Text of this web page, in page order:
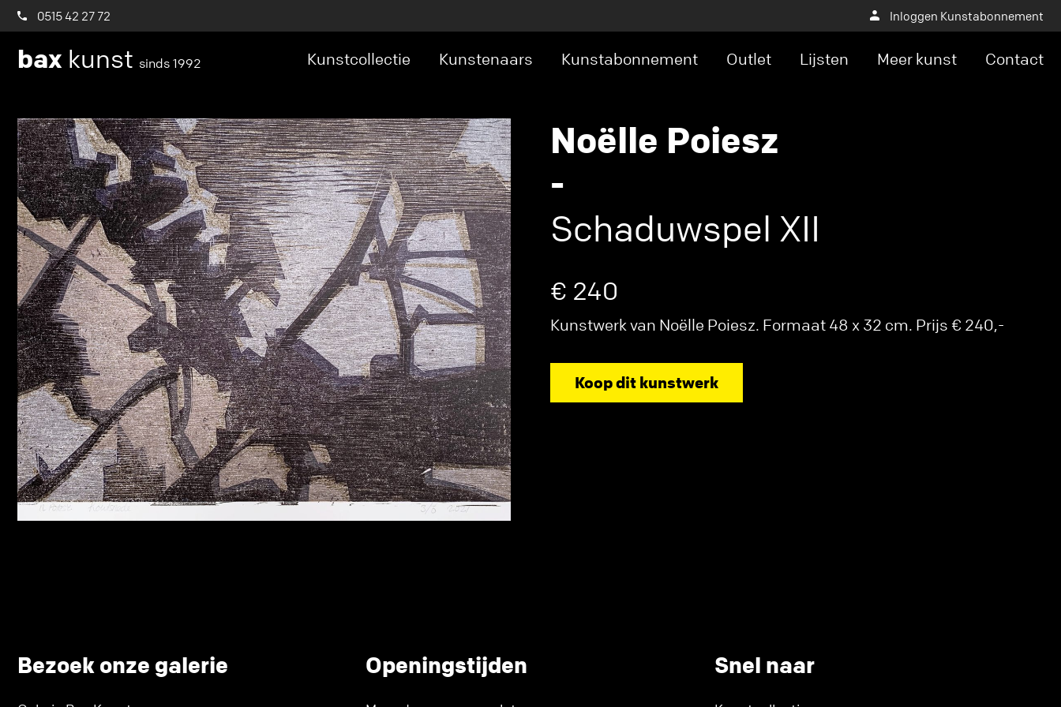
0515 42 27 72 Inloggen Kunstabonnement
bax kunst sinds 1992 Kunstcollectie Kunstenaars Kunstabonnement Outlet Lijsten Meer kunst Contact
Noëlle Poiesz
-
Schaduwspel XII
€ 240
Kunstwerk van Noëlle Poiesz. Formaat 48 x 32 cm. Prijs € 240,-
Koop dit kunstwerk
Bezoek onze galerie Openingstijden Snel naar